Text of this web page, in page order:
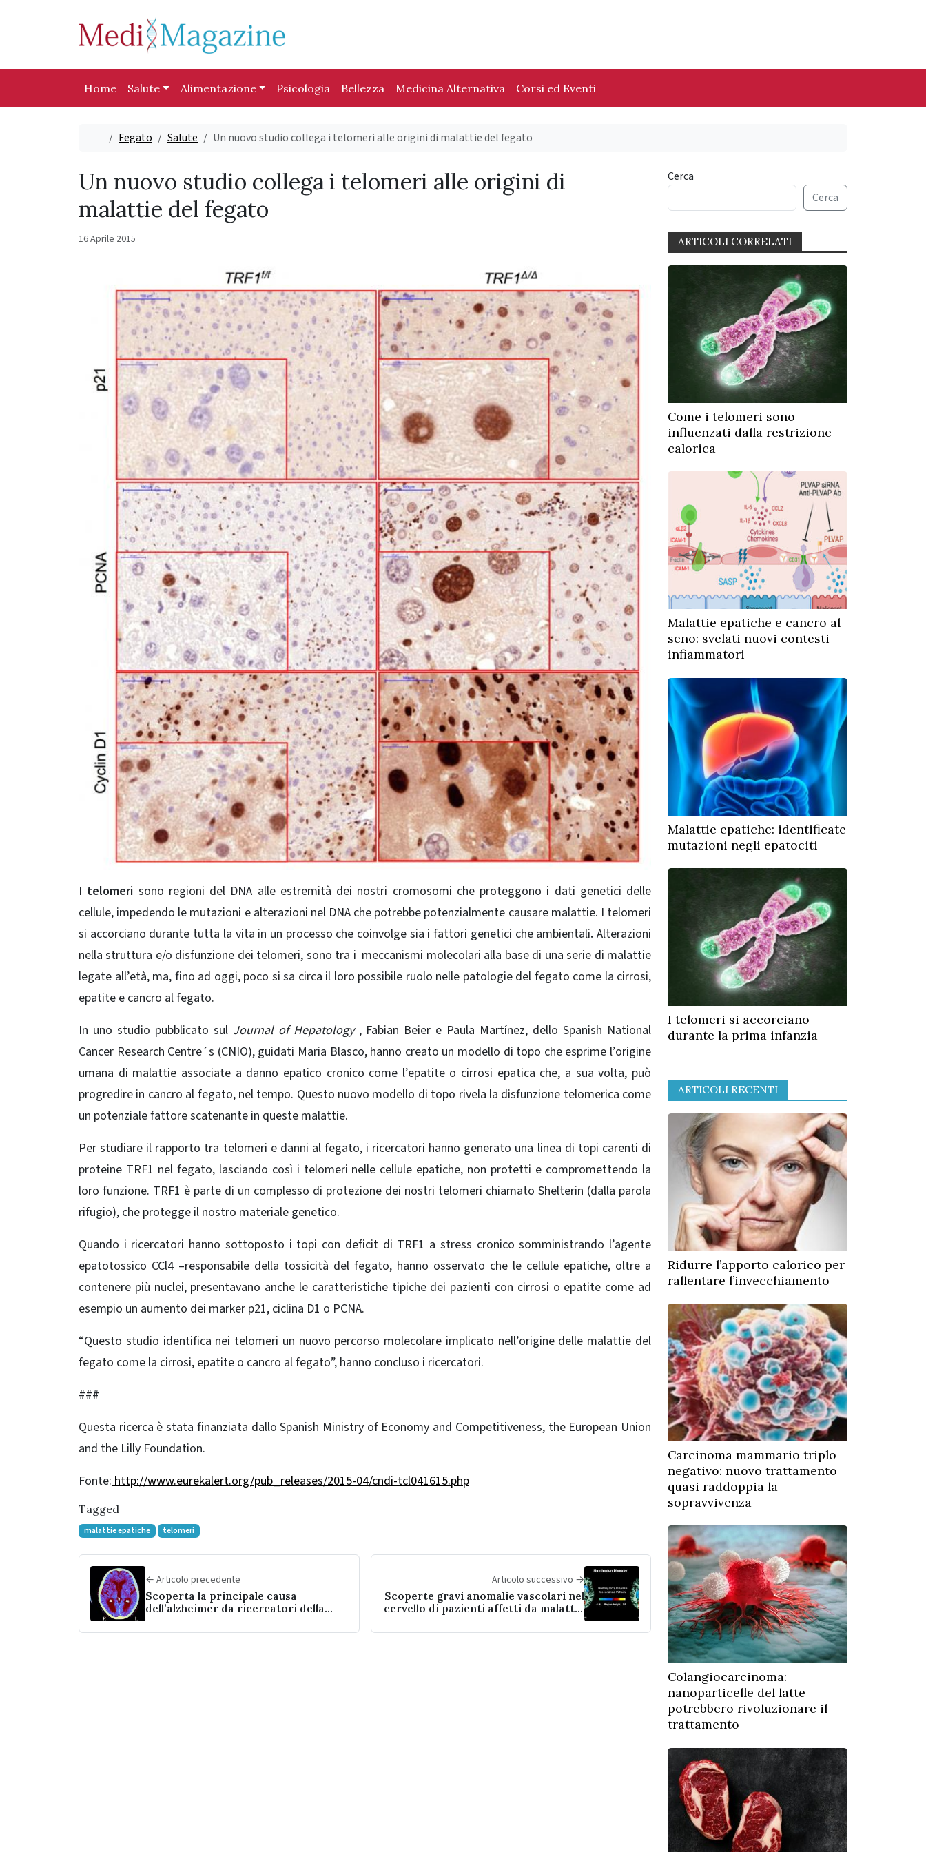
Home Salute Alimentazione Psicologia Bellezza Medicina Alternativa Corsi ed Eventi
HomeFegato Salute Un nuovo studio collega i telomeri alle origini di malattie del fegato
Un nuovo studio collega i telomeri alle origini di
malattie del fegato
16 Aprile 2015
I telomeri sono regioni del DNA alle estremità dei nostri cromosomi che proteggono i dati genetici delle
cellule, impedendo le mutazioni e alterazioni nel DNA che potrebbe potenzialmente causare malattie. I telomeri
si accorciano durante tutta la vita in un processo che coinvolge sia i fattori genetici che ambientali.Alterazioni
nella struttura e/o disfunzione dei telomeri, sono tra i meccanismi molecolari alla base di una serie di malattie
legate all’età, ma, fino ad oggi, poco si sa circa il loro possibile ruolo nelle patologie del fegato come la cirrosi,
epatite e cancro al fegato.
In uno studio pubblicato sul Journal of Hepatology, Fabian Beier e Paula Martínez, dello Spanish National
Cancer Research Centre´s (CNIO), guidati Maria Blasco, hanno creato un modello di topo che esprime l’origine
umana di malattie associate a danno epatico cronico come l’epatite o cirrosi epatica che, a sua volta, può
progredire in cancro al fegato, nel tempo. Questo nuovo modello di topo rivela la disfunzione telomerica come
un potenziale fattore scatenante in queste malattie.
Per studiare il rapporto tra telomeri e danni al fegato, i ricercatori hanno generato una linea di topi carenti di
proteine ​​TRF1 nel fegato, lasciando così i telomeri nelle cellule epatiche, non protetti e compromettendo la
loro funzione. TRF1 è parte di un complesso di protezione dei nostri telomeri chiamato Shelterin (dalla parola
rifugio), che protegge il nostro materiale genetico.
Quando i ricercatori hanno sottoposto i topi con deficit di TRF1 a stress cronico somministrando l’agente
epatotossico CCl4 –responsabile della tossicità del fegato, hanno osservato che le cellule epatiche, oltre a
contenere più nuclei, presentavano anche le caratteristiche tipiche dei pazienti con cirrosi o epatite come ad
esempio un aumento dei marker p21, ciclina D1 o PCNA.
“Questo studio identifica nei telomeri un nuovo percorso molecolare implicato nell’origine delle malattie del
fegato come la cirrosi, epatite o cancro al fegato”, hanno concluso i ricercatori.
###
Questa ricerca è stata finanziata dallo Spanish Ministry of Economy and Competitiveness, the European Union
and the Lilly Foundation.
Fonte:http://www.eurekalert.org/pub_releases/2015-04/cndi-tcl041615.php
Tagged
malattie epatiche telomeri
← Articolo precedente
Scoperta la principale causa
dell’alzheimer da ricercatori della
Articolo successivo →
Scoperte gravi anomalie vascolari nel
cervello di pazienti affetti da malattia
Cerca
Cerca
ARTICOLI CORRELATI
Come i telomeri sono
influenzati dalla restrizione
calorica
Malattie epatiche e cancro al
seno: svelati nuovi contesti
infiammatori
Malattie epatiche: identificate
mutazioni negli epatociti
I telomeri si accorciano
durante la prima infanzia
ARTICOLI RECENTI
Ridurre l’apporto calorico per
rallentare l’invecchiamento
Carcinoma mammario triplo
negativo: nuovo trattamento
quasi raddoppia la
sopravvivenza
Colangiocarcinoma:
nanoparticelle del latte
potrebbero rivoluzionare il
trattamento